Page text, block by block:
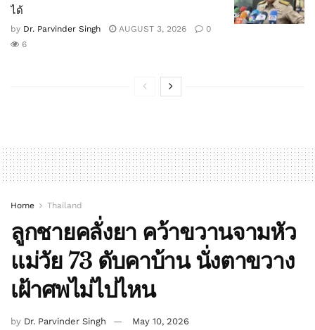
ได้
by Dr. Parvinder Singh AUGUST 3, 2026
0
6
Home Thailand
ลูกชายคลั่งยา คว้าขวานจามหัว
แม่วัย 73 ดับคาบ้าน นั่งตาขวาง
เฝ้าศพไม่ไปไหน
by Dr. Parvinder Singh May 10, 2026